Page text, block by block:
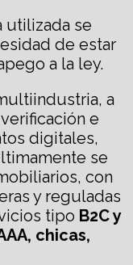
utilizada se
de estar
a la ley.
a
e
digitales,
se
con
y reguladas
tipo B2C y
chicas,